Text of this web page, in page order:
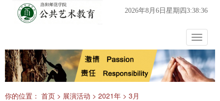
2026年8月6日星期四3:38:36
Toggle
你的位置： 首页 > 展演活动 > 2021年 > 3月